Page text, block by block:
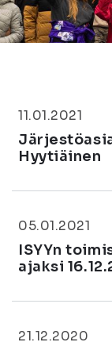
11.01.2021
Hyytiäinen
05.01.2021
ISYYn
ajaksi
21.12.2020